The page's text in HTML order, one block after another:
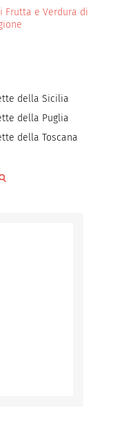
Frutta e Verdura di
della Sicilia
della Puglia
della Toscana